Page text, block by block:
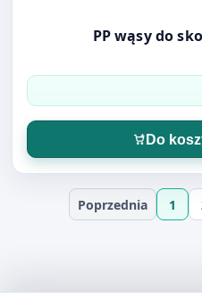
PP wąsy do
Do
Poprzednia 1